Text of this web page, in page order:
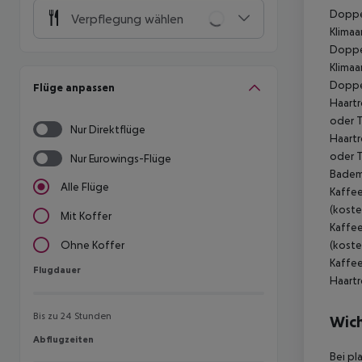
Verpflegung wählen
Flüge anpassen
Nur Direktflüge
Nur Eurowings-Flüge
Alle Flüge
Mit Koffer
Ohne Koffer
Flugdauer
Flugdauer
Bis zu 24 Stunden
Abflugzeiten
Abflugzeiten
oder
oder
Bei